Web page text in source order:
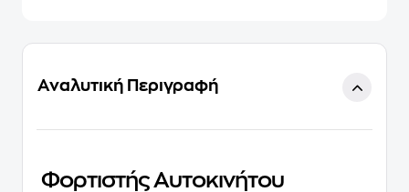
Αναλυτική Περιγραφή
Φορτιστής Αυτοκινήτου